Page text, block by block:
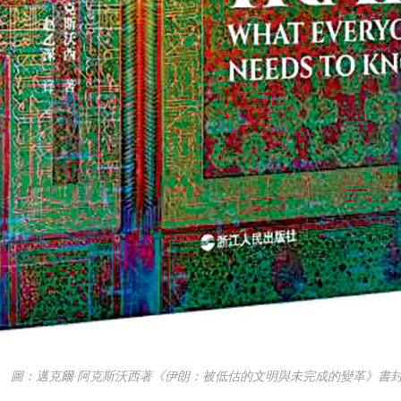
邁克爾·阿克斯沃西著《伊朗：被低估的文明與未完成的變革》書